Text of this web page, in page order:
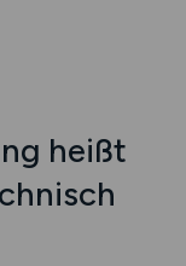
heißt